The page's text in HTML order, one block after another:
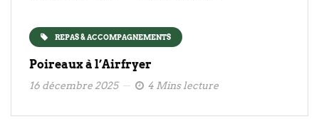
REPAS & ACCOMPAGNEMENTS
Poireaux à l’Airfryer
16 décembre 2025 4 Mins lecture